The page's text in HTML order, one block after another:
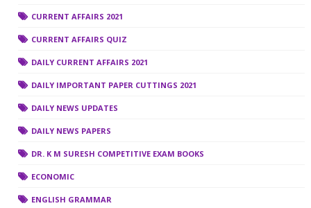
CURRENT AFFAIRS 2021
CURRENT AFFAIRS QUIZ
DAILY CURRENT AFFAIRS 2021
DAILY IMPORTANT PAPER CUTTINGS 2021
DAILY NEWS UPDATES
DAILY NEWS PAPERS
DR. K M SURESH COMPETITIVE EXAM BOOKS
ECONOMIC
ENGLISH GRAMMAR